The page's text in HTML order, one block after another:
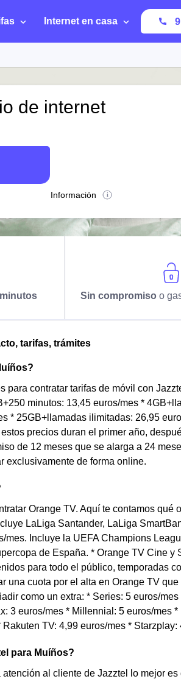
Internet en casa
de internet
Información
Sin compromiso o
tarifas, trámites
contratar tarifas de móvil con
minutos: 13,45 euros/mes *
* 25GB+llamadas ilimitadas: 26,95
precios duran el primer año,
de 12 meses que se alarga a 24
exclusivamente de forma online.
Orange TV. Aquí te contamos qué
LaLiga Santander, LaLiga
Incluye la UEFA Champions
de España. * Orange TV Cine y
para todo el público, temporadas
una cuota por el alta en Orange TV
como un extra: * Series: 5 euros/
3 euros/mes * Millennial: 5 euros/mes
TV: 4,99 euros/mes * Starzplay:
para Muíños?
al cliente de Jazztel lo mejor